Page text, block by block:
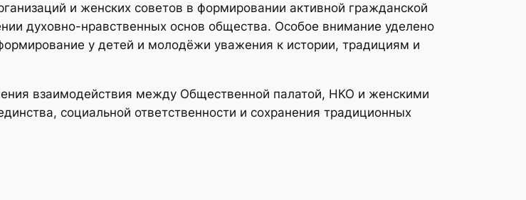
и женских советов в формировании активной гражданской
духовно-нравственных основ общества. Особое внимание уделено
у детей и молодёжи уважения к истории, традициям и
взаимодействия между Общественной палатой, НКО и женскими
социальной ответственности и сохранения традиционных